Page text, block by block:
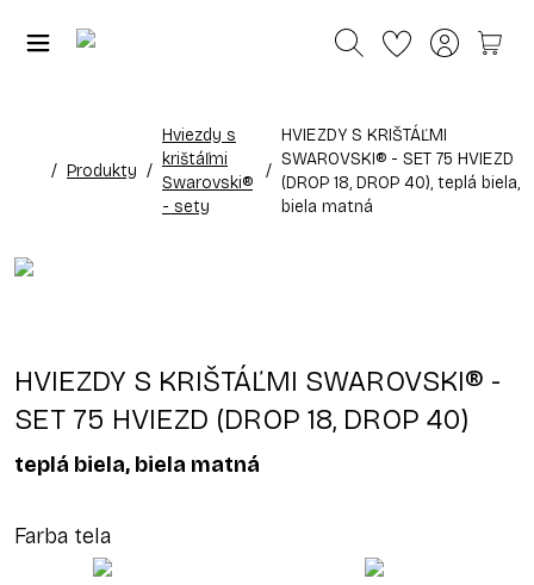
/ Produkty /
Hviezdy s
krištáľmi
Swarovski®
- sety
/
HVIEZDY S KRIŠTÁĽMI
SWAROVSKI® - SET 75 HVIEZD
(DROP 18, DROP 40), teplá biela,
biela matná
HVIEZDY S KRIŠTÁĽMI SWAROVSKI® -
SET 75 HVIEZD (DROP 18, DROP 40)
teplá biela, biela matná
Farba tela